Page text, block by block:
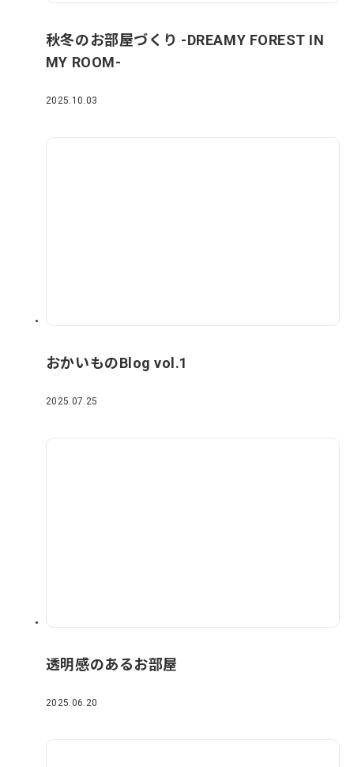
秋冬のお部屋づくり -DREAMY FOREST IN
MY ROOM-
2025.10.03
おかいものBlog vol.1
2025.07.25
透明感のあるお部屋
2025.06.20